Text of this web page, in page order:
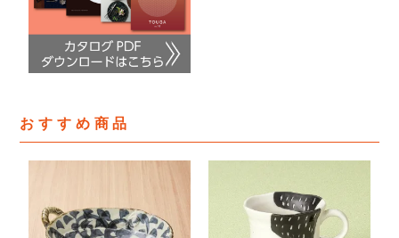
おすすめ商品